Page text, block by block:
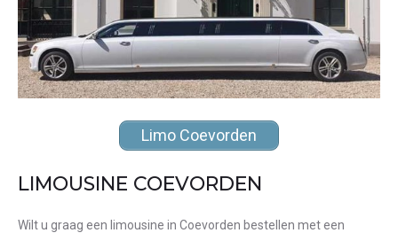
Limo Coevorden
LIMOUSINE COEVORDEN
Wilt u graag een limousine in Coevorden bestellen met een